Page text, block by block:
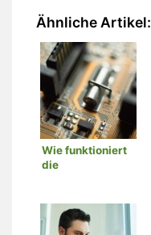
Ähnliche Artikel:
Wie funktioniert
die